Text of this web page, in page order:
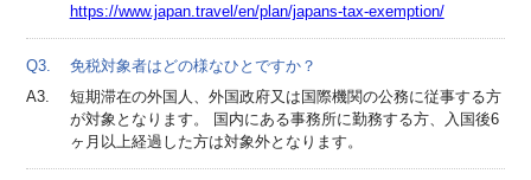
https://www.japan.travel/en/plan/japans-tax-exemption/
Q3.
免税対象者はどの様なひとですか？
A3.
短期滞在の外国人、外国政府又は国際機関の公務に従事する方
が対象となります。 国内にある事務所に勤務する方、入国後6
ヶ月以上経過した方は対象外となります。